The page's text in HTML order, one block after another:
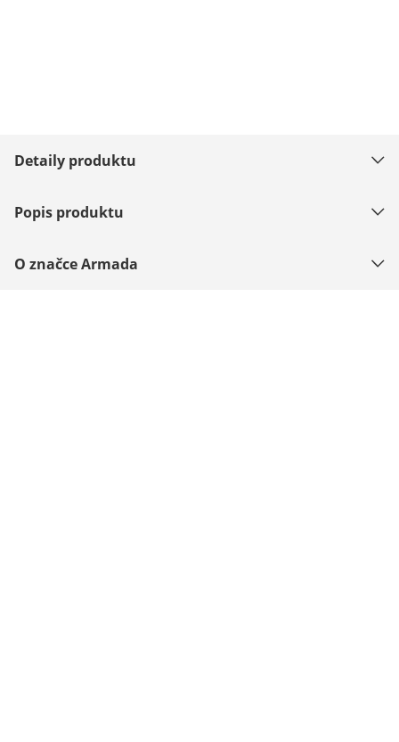
Detaily produktu
Popis produktu
O značce Armada